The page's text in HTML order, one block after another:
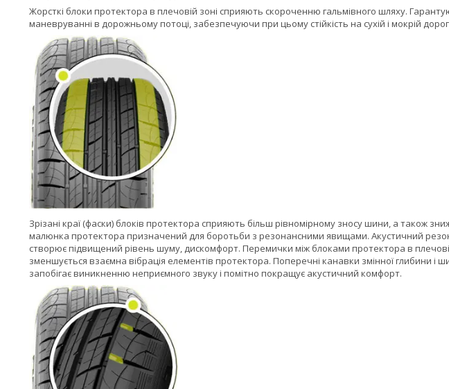
Жорсткі блоки протектора в плечовій зоні сприяють скороченню гальмівного шляху.
маневруванні в дорожньому потоці, забезпечуючи при цьому стійкість на сухій і мокрій
Зрізані краї (фаски) блоків протектора сприяють більш рівномірному зносу шини, а також
малюнка протектора призначений для боротьби з резонансними явищами. Акустичний
створює підвищений рівень шуму, дискомфорт. Перемички між блоками протектора в
зменшується взаємна вібрація елементів протектора. Поперечні канавки змінної
запобігає виникненню неприємного звуку і помітно покращує акустичний комфорт.